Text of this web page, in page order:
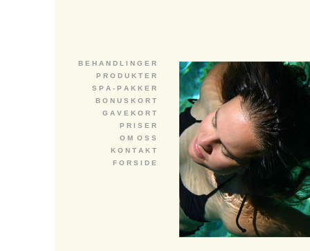
B E H A N D L I N G E R
P R O D U K T E R
S P A - P A K K E R
B O N U S K O R T
G A V E K O R T
P R I S E R
O M O S S
K O N T A K T
F O R S I D E